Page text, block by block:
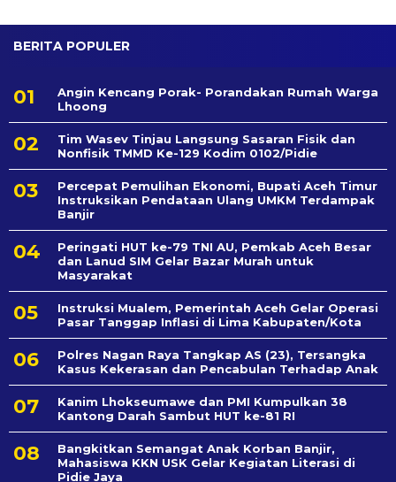
BERITA POPULER
Angin Kencang Porak- Porandakan Rumah Warga
Lhoong
Tim Wasev Tinjau Langsung Sasaran Fisik dan
Nonfisik TMMD Ke-129 Kodim 0102/Pidie
Percepat Pemulihan Ekonomi, Bupati Aceh Timur
Instruksikan Pendataan Ulang UMKM Terdampak
Banjir
Peringati HUT ke-79 TNI AU, Pemkab Aceh Besar
dan Lanud SIM Gelar Bazar Murah untuk
Masyarakat
Instruksi Mualem, Pemerintah Aceh Gelar Operasi
Pasar Tanggap Inflasi di Lima Kabupaten/Kota
Polres Nagan Raya Tangkap AS (23), Tersangka
Kasus Kekerasan dan Pencabulan Terhadap Anak
Kanim Lhokseumawe dan PMI Kumpulkan 38
Kantong Darah Sambut HUT ke-81 RI
Bangkitkan Semangat Anak Korban Banjir,
Mahasiswa KKN USK Gelar Kegiatan Literasi di
Pidie Jaya